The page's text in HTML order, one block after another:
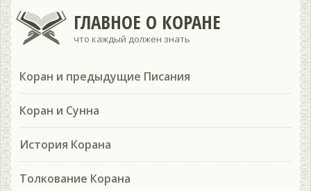
ГЛАВНОЕ О КОРАНЕ
что каждый должен знать
Коран и предыдущие Писания
Коран и Сунна
История Корана
Толкование Корана